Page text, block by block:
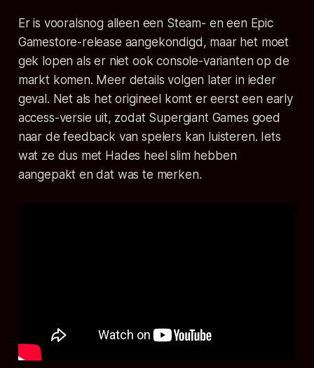
Er is vooralsnog alleen een Steam- en een Epic
Gamestore-release aangekondigd, maar het moet
gek lopen als er niet ook console-varianten op de
markt komen. Meer details volgen later in ieder
geval. Net als het origineel komt er eerst een early
access-versie uit, zodat Supergiant Games goed
naar de feedback van spelers kan luisteren. Iets
wat ze dus met Hades heel slim hebben
aangepakt en dat was te merken.